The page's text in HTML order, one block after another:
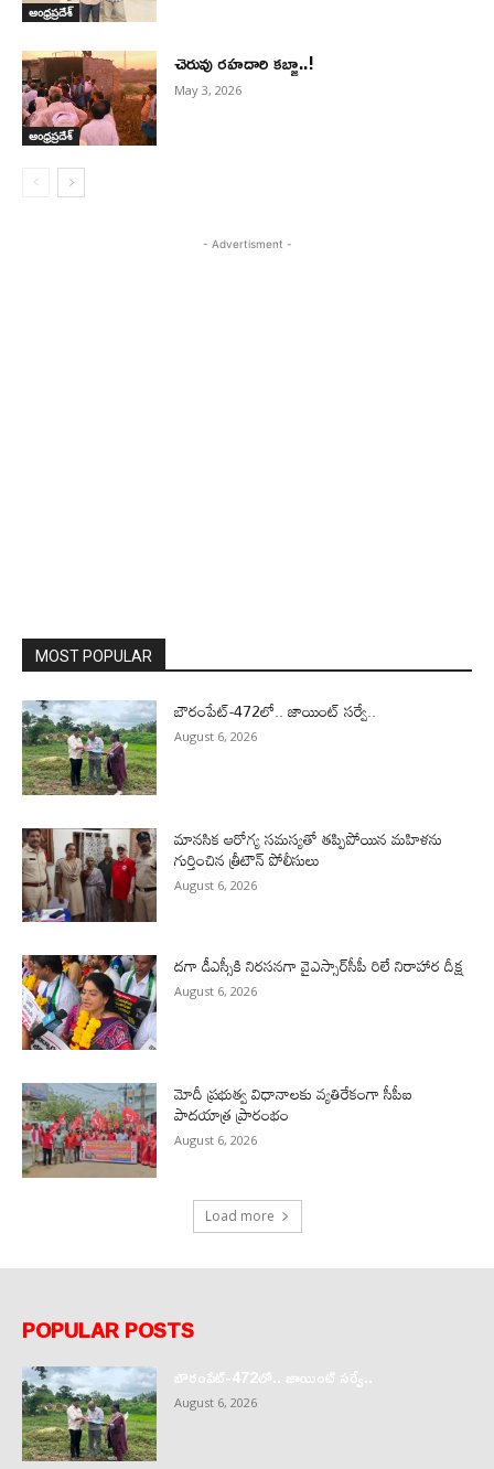
ఆంధ్రప్రదేశ్
ఆంధ్రప్రదేశ్
చెరువు రహదారి కబ్జా..!
May 3, 2026
- Advertisment -
MOST POPULAR
బౌరంపేట్-472లో.. జాయింట్ సర్వే..
August 6, 2026
మానసిక ఆరోగ్య సమస్యతో తప్పిపోయిన మహిళను
గుర్తించిన త్రీటౌన్ పోలీసులు
August 6, 2026
దగా డీఎస్సీకి నిరసనగా వైఎస్సార్‌సీపీ రిలే నిరాహార దీక్ష
August 6, 2026
మోదీ ప్రభుత్వ విధానాలకు వ్యతిరేకంగా సీపీఐ
పాదయాత్ర ప్రారంభం
August 6, 2026
Load more
POPULAR POSTS
బౌరంపేట్-472లో.. జాయింట్ సర్వే..
August 6, 2026